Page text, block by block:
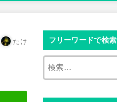
たけ フリーワードで検索